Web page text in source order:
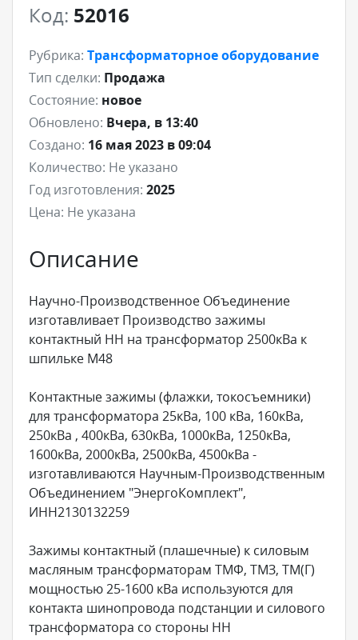
Код: 52016
Рубрика: Трансформаторное оборудование
Тип сделки: Продажа
Состояние: новое
Обновлено: Вчера, в 13:40
Создано: 16 мая 2023 в 09:04
Количество: Не указано
Год изготовления: 2025
Цена: Не указана
Описание
Научно-Производственное Объединение
изготавливает Производство зажимы
контактный НН на трансформатор 2500кВа к
шпильке М48
Контактные зажимы (флажки, токосъемники)
для трансформатора 25кВа, 100 кВа, 160кВа,
250кВа , 400кВа, 630кВа, 1000кВа, 1250кВа,
1600кВа, 2000кВа, 2500кВа, 4500кВа -
изготавливаются Научным-Производственным
Объединением "ЭнергоКомплект",
ИНН2130132259
Зажимы контактный (плашечные) к силовым
масляным трансформаторам ТМФ, ТМЗ, ТМ(Г)
мощностью 25-1600 кВа используются для
контакта шинопровода подстанции и силового
трансформатора со стороны НН